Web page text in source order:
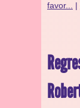
favor...
|